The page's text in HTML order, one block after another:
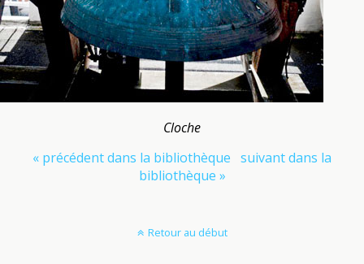
Cloche
« précédent dans la bibliothèque suivant dans la
bibliothèque »
Retour au début